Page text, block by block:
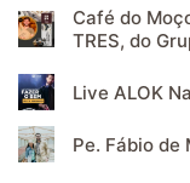
Café do
TRES, do
Live ALOK
Pe. Fábio de